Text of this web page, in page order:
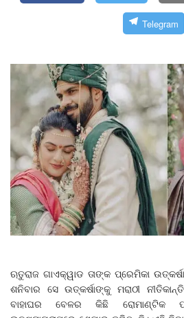
Telegram
ଋତୁରାଜ ଗାଏକ୍ୱାଡ ତାଙ୍କ ପ୍ରେମିକା
ଶନିବାର ସେ ଉତ୍କର୍ଷାଙ୍କୁ ମରାଠୀ
ବାହାଘର ବେଳର କିଛି ରୋମାଣ୍ଟିକ